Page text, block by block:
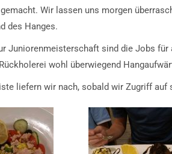
Wir lassen uns morgen
des Hanges.
Juniorenmeisterschaft sind die Jobs
wohl überwiegend
liefern wir nach, sobald wir Zugriff auf